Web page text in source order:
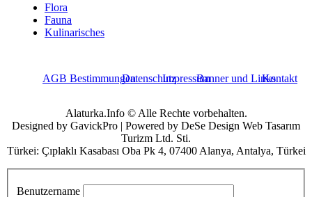
Flora
Fauna
Kulinarisches
AGB BestimmungenDatenschutzImpressumBanner und LinksKontakt
Alaturka.Info © Alle Rechte vorbehalten.
Designed by GavickPro | Powered by DeSe Design Web Tasarım
Turizm Ltd. Sti.
Türkei: Çıplaklı Kasabası Oba Pk 4, 07400 Alanya, Antalya, Türkei
Benutzername